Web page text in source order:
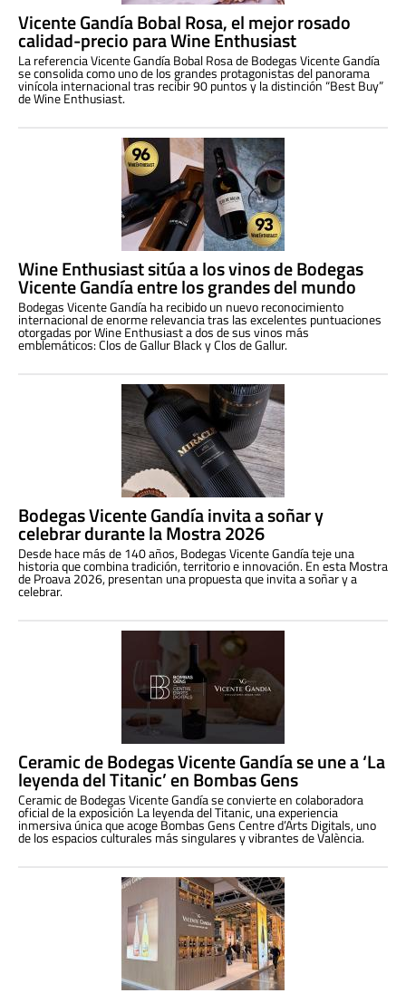
Vicente Gandía Bobal Rosa, el mejor rosado
calidad-precio para Wine Enthusiast
La referencia Vicente Gandía Bobal Rosa de Bodegas Vicente Gandía
se consolida como uno de los grandes protagonistas del panorama
vinícola internacional tras recibir 90 puntos y la distinción “Best Buy”
de Wine Enthusiast.
Wine Enthusiast sitúa a los vinos de Bodegas
Vicente Gandía entre los grandes del mundo
Bodegas Vicente Gandía ha recibido un nuevo reconocimiento
internacional de enorme relevancia tras las excelentes puntuaciones
otorgadas por Wine Enthusiast a dos de sus vinos más
emblemáticos: Clos de Gallur Black y Clos de Gallur.
Bodegas Vicente Gandía invita a soñar y
celebrar durante la Mostra 2026
Desde hace más de 140 años, Bodegas Vicente Gandía teje una
historia que combina tradición, territorio e innovación. En esta Mostra
de Proava 2026, presentan una propuesta que invita a soñar y a
celebrar.
Ceramic de Bodegas Vicente Gandía se une a ‘La
leyenda del Titanic’ en Bombas Gens
Ceramic de Bodegas Vicente Gandía se convierte en colaboradora
oficial de la exposición La leyenda del Titanic, una experiencia
inmersiva única que acoge Bombas Gens Centre d’Arts Digitals, uno
de los espacios culturales más singulares y vibrantes de València.